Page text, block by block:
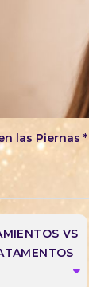
las Piernas *
VS